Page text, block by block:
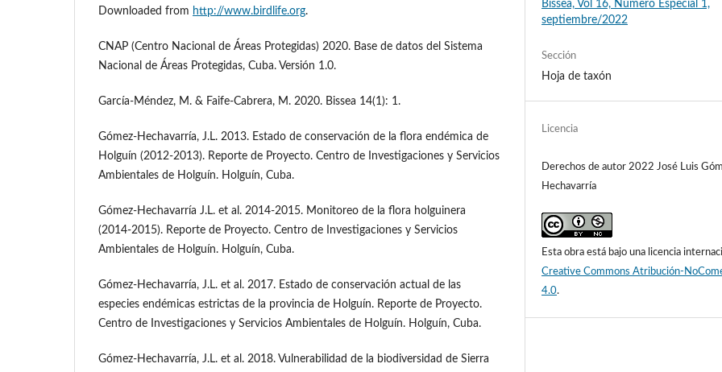
Downloaded from http://www.birdlife.org.
CNAP (Centro Nacional de Áreas Protegidas) 2020. Base de datos del Sistema
Nacional de Áreas Protegidas, Cuba. Versión 1.0.
García-Méndez, M. & Faife-Cabrera, M. 2020. Bissea 14(1): 1.
Gómez-Hechavarría, J.L. 2013. Estado de conservación de la flora endémica de
Holguín (2012-2013). Reporte de Proyecto. Centro de Investigaciones y Servicios
Ambientales de Holguín. Holguín, Cuba.
Gómez-Hechavarría J.L. et al. 2014-2015. Monitoreo de la flora holguinera
(2014-2015). Reporte de Proyecto. Centro de Investigaciones y Servicios
Ambientales de Holguín. Holguín, Cuba.
Gómez-Hechavarría, J.L. et al. 2017. Estado de conservación actual de las
especies endémicas estrictas de la provincia de Holguín. Reporte de Proyecto.
Centro de Investigaciones y Servicios Ambientales de Holguín. Holguín, Cuba.
Gómez-Hechavarría, J.L. et al. 2018. Vulnerabilidad de la biodiversidad de Sierra
Bissea, Vol 16, Número Especial 1,
septiembre/2022
Sección
Hoja de taxón
Licencia
Derechos de autor 2022 José Luis
Hechavarría
Esta obra está bajo una licencia
Creative Commons Atribución-
4.0.